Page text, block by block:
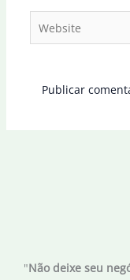
Website
"Não deixe seu